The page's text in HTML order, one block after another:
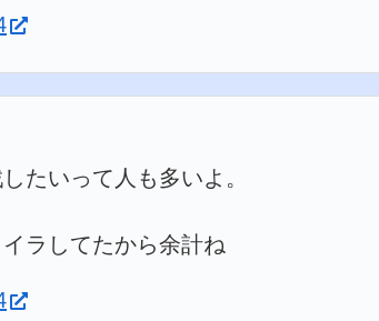
たいって人も多いよ。
ラしてたから余計ね